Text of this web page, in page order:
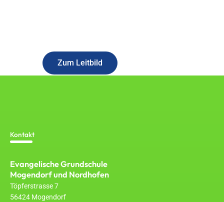
Zum Leitbild
Kontakt
Evangelische Grundschule
Mogendorf und Nordhofen
Töpferstrasse 7
56424 Mogendorf